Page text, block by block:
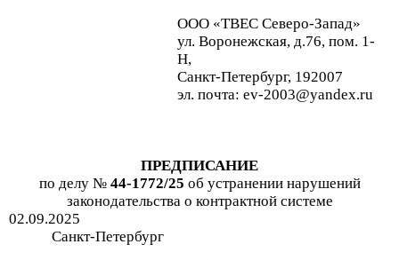
ООО «ТВЕС Северо-Запад»
ул. Воронежская, д.76, пом. 1-
Н,
Санкт-Петербург, 192007
эл. почта: ev-2003@yandex.ru
ПРЕДПИСАНИЕ
по делу № 44-1772/25 об устранении нарушений
законодательства о контрактной системе
02.09.2025
Санкт-Петербург